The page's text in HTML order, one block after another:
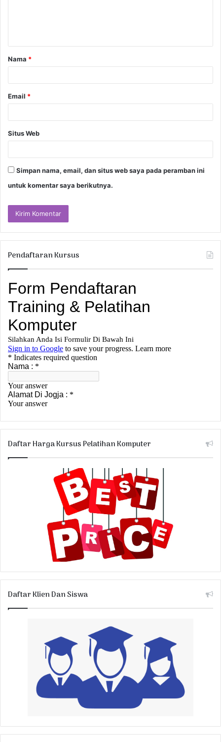
a
r
Nama *
Email *
Situs Web
Simpan nama, email, dan situs web saya pada peramban ini
untuk komentar saya berikutnya.
Pendaftaran Kursus
Daftar Harga Kursus Pelatihan Komputer
Daftar Klien Dan Siswa